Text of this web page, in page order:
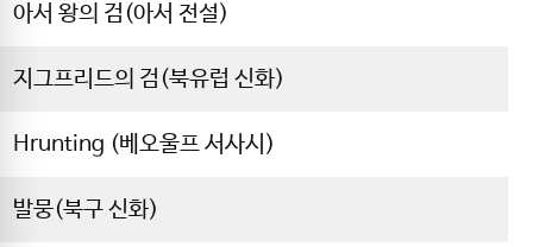
아서 왕의 검(아서 전설)
지그프리드의 검(북유럽 신화)
Hrunting (베오울프 서사시)
발뭉(북구 신화)